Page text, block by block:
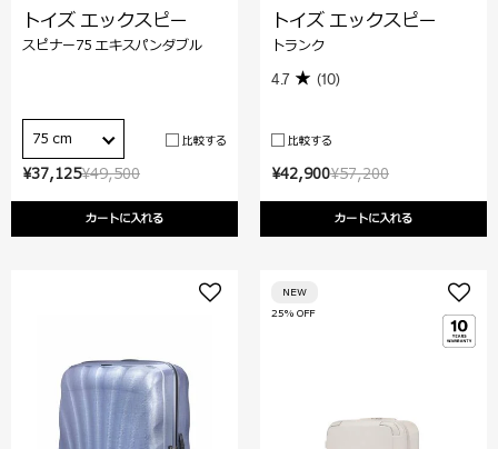
¥49,500
¥37,125
カートに入れる
トイズ エックスピー
スピナー75 エキスパンダブル
75 cm 比較する
¥57,200
¥42,900
カートに入れる
トイズ エックスピー
トランク
4.7 (10)
比較する
25% OFF
NEW